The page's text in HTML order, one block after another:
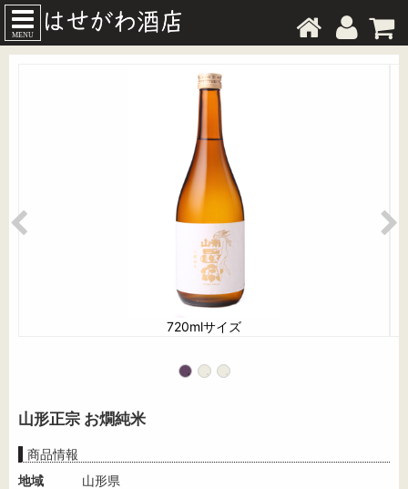
MENU
720mlサイズ
山形正宗 お燗純米
商品情報
地域
山形県